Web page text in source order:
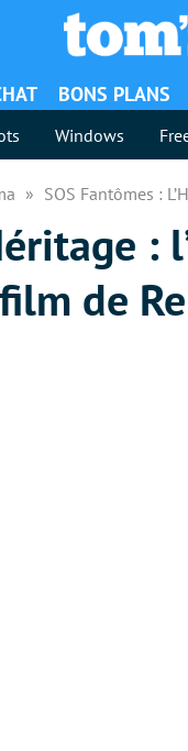
BONS PLANS
Windows
SOS Fantômes :
:
de